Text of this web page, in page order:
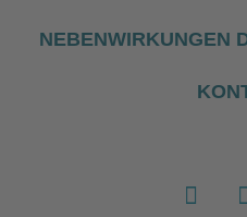
NEBENWIRKUNGEN